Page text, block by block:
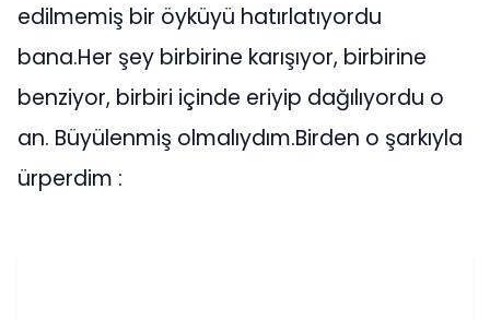
edilmemiş bir öyküyü hatırlatıyordu
bana.Her şey birbirine karışıyor, birbirine
benziyor, birbiri içinde eriyip dağılıyordu o
an. Büyülenmiş olmalıydım.Birden o şarkıyla
ürperdim :